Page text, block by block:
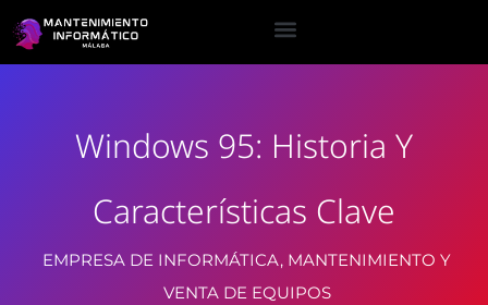
Windows 95: Historia Y
Características Clave
EMPRESA DE INFORMÁTICA, MANTENIMIENTO Y
VENTA DE EQUIPOS